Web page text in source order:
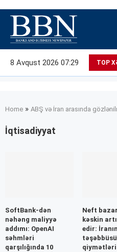
8 Avqust 2026 07:29 TOP
Home » ABŞ və İran arasında
İqtisadiyyat
SoftBank-dən
nəhəng maliyyə
addımı: OpenAI
səhmləri
qarşılığında 10
Neft
kəskin
edir:
təşəbbüsü